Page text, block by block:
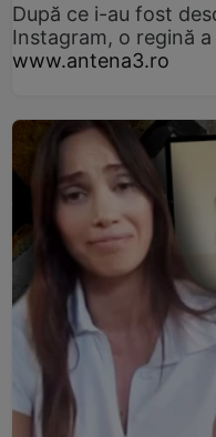
După ce i-au fost
Instagram, o regină
www.antena3.ro